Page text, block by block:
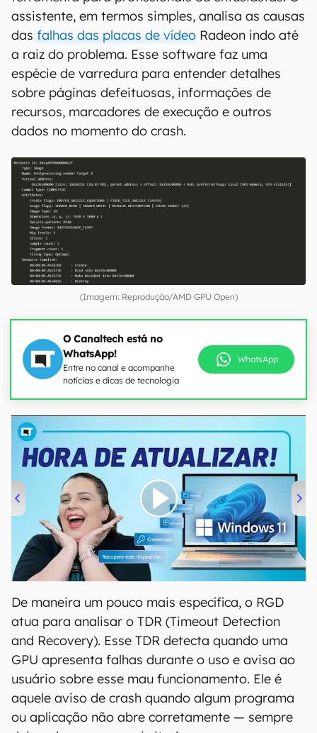
assistente, em termos simples, analisa as causas
das falhas das placas de vídeo Radeon indo até
a raiz do problema. Esse software faz uma
espécie de varredura para entender detalhes
sobre páginas defeituosas, informações de
recursos, marcadores de execução e outros
dados no momento do crash.
(Imagem: Reprodução/AMD GPU Open)
O Canaltech está no
WhatsApp!
Entre no canal e acompanhe
notícias e dicas de tecnologia
WhatsApp
00:00 04:52
De maneira um pouco mais específica, o RGD
atua para analisar o TDR (Timeout Detection
and Recovery). Esse TDR detecta quando uma
GPU apresenta falhas durante o uso e avisa ao
usuário sobre esse mau funcionamento. Ele é
aquele aviso de crash quando algum programa
ou aplicação não abre corretamente — sempre